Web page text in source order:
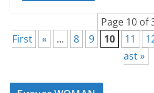
Page 10 of
First
« ... 8 9 10 11
ast »